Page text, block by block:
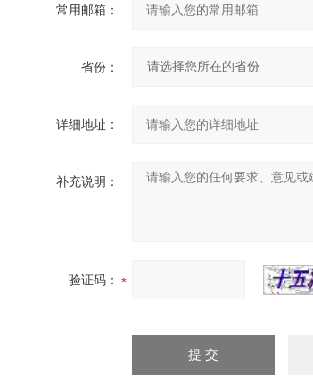
常用邮箱：
省份：
详细地址：
补充说明：
验证码：